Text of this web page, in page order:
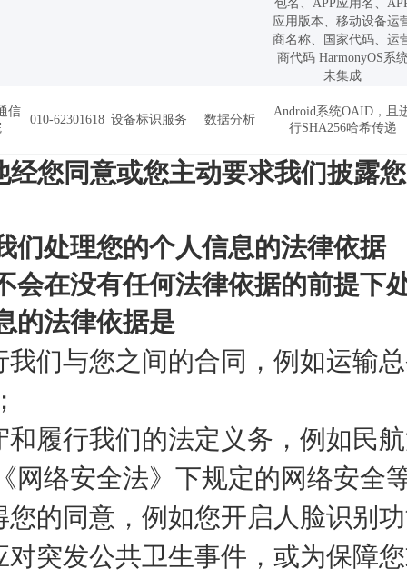
包名、APP应用名、
应用版本、移动设备运
商名称、国家代码、运
商代码 HarmonyOS系
未集成
信
010-62301618 设备标识服务 数据分析
Android系统OAID，且
行SHA256哈希传递
经您同意或您主动要求我们披露
们处理您的个人信息的法律依据
会在没有任何法律依据的前提下
的法律依据是
我们与您之间的合同，例如运输
和履行我们的法定义务，例如民
网络安全法》下规定的网络安全
您的同意，例如您开启人脸识别
对突发公共卫生事件，或为保障